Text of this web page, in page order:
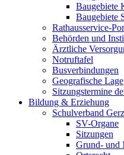
Baugebiete
Baugebiete
Rathausservice-
Behörden und
Ärztliche
Notruftafel
Busverbindungen
Geografische Lage
Sitzungstermine
Bildung & Erziehung
Schulverband
SV-Organe
Sitzungen
Grund- und